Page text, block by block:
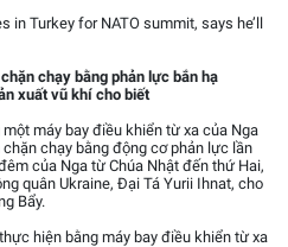
in Turkey for NATO summit, says he’ll
chạy bằng phản lực bắn hạ
xuất vũ khí cho biết
máy bay điều khiển từ xa của Nga
chạy bằng động cơ phản lực lần
của Nga từ Chúa Nhật đến thứ Hai,
quân Ukraine, Đại Tá Yurii Ihnat, cho
Bẩy.
hiện bằng máy bay điều khiển từ xa